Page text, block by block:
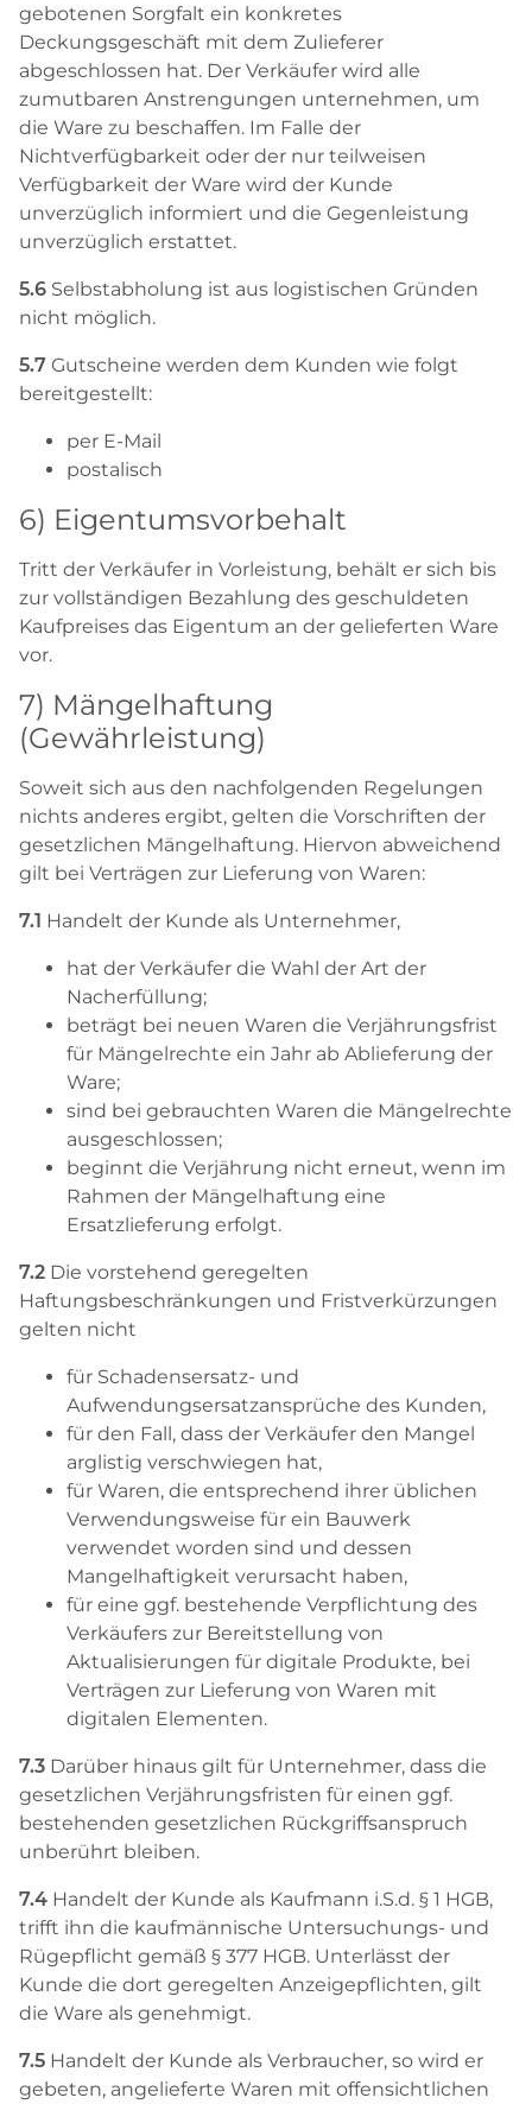
gebotenen Sorgfalt ein konkretes
Deckungsgeschäft mit dem Zulieferer
abgeschlossen hat. Der Verkäufer wird alle
zumutbaren Anstrengungen unternehmen, um
die Ware zu beschaffen. Im Falle der
Nichtverfügbarkeit oder der nur teilweisen
Verfügbarkeit der Ware wird der Kunde
unverzüglich informiert und die Gegenleistung
unverzüglich erstattet.
5.6 Selbstabholung ist aus logistischen Gründen
nicht möglich.
5.7 Gutscheine werden dem Kunden wie folgt
bereitgestellt:
per E-Mail
postalisch
6) Eigentumsvorbehalt
Tritt der Verkäufer in Vorleistung, behält er sich bis
zur vollständigen Bezahlung des geschuldeten
Kaufpreises das Eigentum an der gelieferten Ware
vor.
7) Mängelhaftung
(Gewährleistung)
Soweit sich aus den nachfolgenden Regelungen
nichts anderes ergibt, gelten die Vorschriften der
gesetzlichen Mängelhaftung. Hiervon abweichend
gilt bei Verträgen zur Lieferung von Waren:
7.1 Handelt der Kunde als Unternehmer,
hat der Verkäufer die Wahl der Art der
Nacherfüllung;
beträgt bei neuen Waren die Verjährungsfrist
für Mängelrechte ein Jahr ab Ablieferung der
Ware;
sind bei gebrauchten Waren die Mängelrechte
ausgeschlossen;
beginnt die Verjährung nicht erneut, wenn im
Rahmen der Mängelhaftung eine
Ersatzlieferung erfolgt.
7.2 Die vorstehend geregelten
Haftungsbeschränkungen und Fristverkürzungen
gelten nicht
für Schadensersatz- und
Aufwendungsersatzansprüche des Kunden,
für den Fall, dass der Verkäufer den Mangel
arglistig verschwiegen hat,
für Waren, die entsprechend ihrer üblichen
Verwendungsweise für ein Bauwerk
verwendet worden sind und dessen
Mangelhaftigkeit verursacht haben,
für eine ggf. bestehende Verpflichtung des
Verkäufers zur Bereitstellung von
Aktualisierungen für digitale Produkte, bei
Verträgen zur Lieferung von Waren mit
digitalen Elementen.
7.3 Darüber hinaus gilt für Unternehmer, dass die
gesetzlichen Verjährungsfristen für einen ggf.
bestehenden gesetzlichen Rückgriffsanspruch
unberührt bleiben.
7.4 Handelt der Kunde als Kaufmann i.S.d. § 1 HGB,
trifft ihn die kaufmännische Untersuchungs- und
Rügepflicht gemäß § 377 HGB. Unterlässt der
Kunde die dort geregelten Anzeigepflichten, gilt
die Ware als genehmigt.
7.5 Handelt der Kunde als Verbraucher, so wird er
gebeten, angelieferte Waren mit offensichtlichen